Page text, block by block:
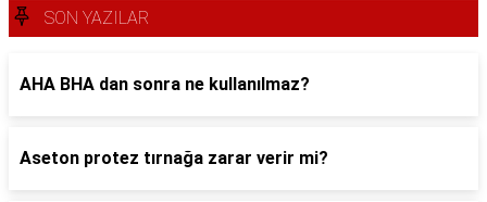
SON YAZILAR
AHA BHA dan sonra ne kullanılmaz?
Aseton protez tırnağa zarar verir mi?